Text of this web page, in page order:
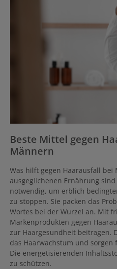
Beste Mittel gegen
Männern
Was hilft gegen Haarausfall bei
ausgeglichenen Ernährung
notwendig, um erblich
zu stoppen. Sie packen das
Wortes bei der Wurzel an. Mit
Markenprodukten gegen
zur Haargesundheit beitragen.
das Haarwachstum und
Die energetisierenden
zu schützen.